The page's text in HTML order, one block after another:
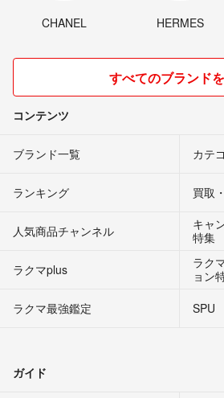
CHANEL HERMES
すべてのブランド
コンテンツ
ブランド一覧 カテ
ランキング 買取
人気商品チャンネル
キャ
特集
ラクマplus
ラク
ョン
ラクマ最強鑑定
SPU
ガイド